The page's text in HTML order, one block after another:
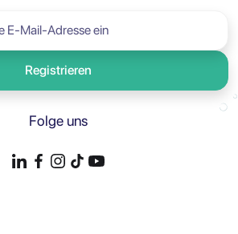
Registrieren
Folge uns